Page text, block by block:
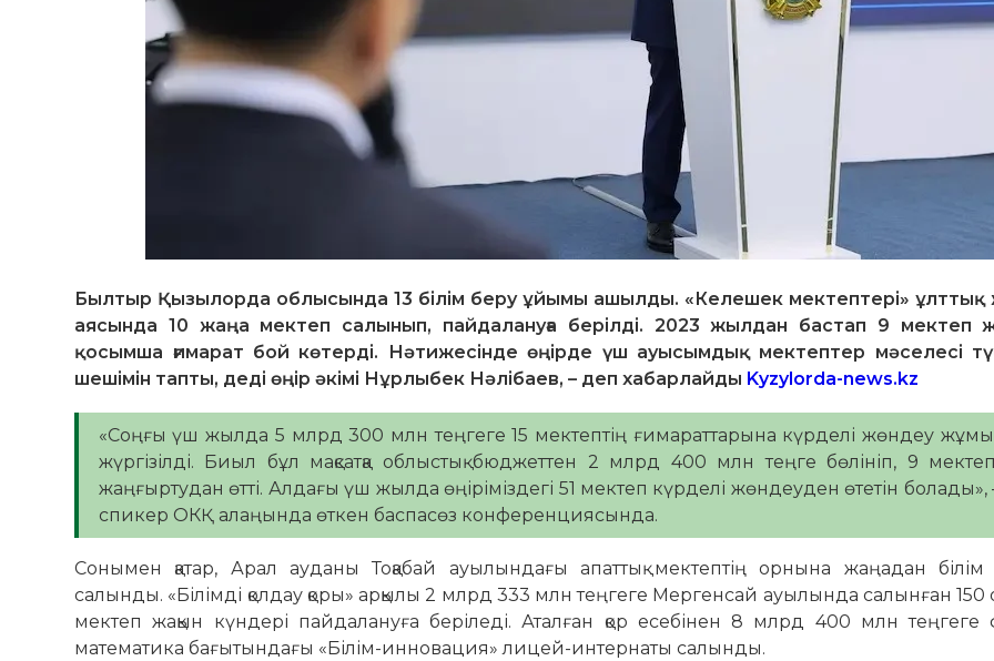
Былтыр Қызылорда облысында 13 білім беру ұйымы ашылды. «Келешек мектептері» ұлттық
аясында 10 жаңа мектеп салынып, пайдалануға берілді. 2023 жылдан бастап 9 мектеп
қосымша ғимарат бой көтерді. Нәтижесінде өңірде үш ауысымдық мектептер мәселесі
шешімін тапты, деді өңір әкімі Нұрлыбек Нәлібаев, – деп хабарлайды Kyzylorda-news.kz
«Соңғы үш жылда 5 млрд 300 млн теңгеге 15 мектептің ғимараттарына күрделі жөндеу
жүргізілді. Биыл бұл мақсатқа облыстық бюджеттен 2 млрд 400 млн теңге бөлініп, 9 мектеп
жаңғыртудан өтті. Алдағы үш жылда өңіріміздегі 51 мектеп күрделі жөндеуден өтетін болады»,
спикер ОКҚ алаңында өткен баспасөз конференциясында.
Сонымен қатар, Арал ауданы Тоқабай ауылындағы апаттық мектептің орнына жаңадан
салынды. «Білімді қолдау қоры» арқылы 2 млрд 333 млн теңгеге Мергенсай ауылында салынған 150
мектеп жақын күндері пайдалануға беріледі. Аталған қор есебінен 8 млрд 400 млн теңгеге
математика бағытындағы «Білім-инновация» лицей-интернаты салынды.